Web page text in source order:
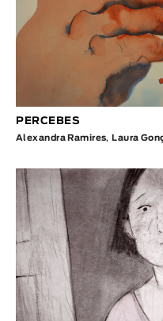
PERCEBES
Alexandra Ramires, Laura